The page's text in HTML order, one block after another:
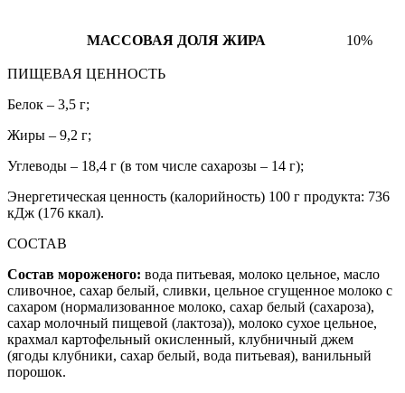
МАССОВАЯ ДОЛЯ ЖИРА 10%
ПИЩЕВАЯ ЦЕННОСТЬ
Белок – 3,5 г;
Жиры – 9,2 г;
Углеводы – 18,4 г (в том числе сахарозы – 14 г);
Энергетическая ценность (калорийность) 100 г продукта: 736
кДж (176 ккал).
СОСТАВ
Состав мороженого: вода питьевая, молоко цельное, масло
сливочное, сахар белый, сливки, цельное сгущенное молоко с
сахаром (нормализованное молоко, сахар белый (сахароза),
сахар молочный пищевой (лактоза)), молоко сухое цельное,
крахмал картофельный окисленный, клубничный джем
(ягоды клубники, сахар белый, вода питьевая), ванильный
порошок.